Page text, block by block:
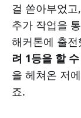
걸 쏟아부었
추가 작업을
해커톤에 출전
려 1등을 할
을 헤쳐온 저
죠.